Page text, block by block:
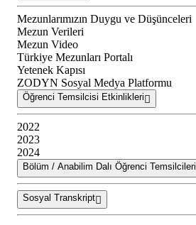
Mezunlarımızın Duygu ve Düşünceleri
Mezun Verileri
Mezun Video
Türkiye Mezunları Portalı
Yetenek Kapısı
ZODYN Sosyal Medya Platformu
Öğrenci Temsilcisi Etkinlikleri
2022
2023
2024
Bölüm / Anabilim Dalı Öğrenci Temsilcileri
Sosyal Transkript